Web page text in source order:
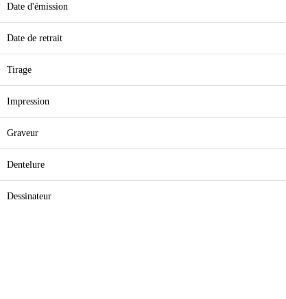
Date d'émission
Date de retrait
Tirage
Impression
Graveur
Dentelure
Dessinateur